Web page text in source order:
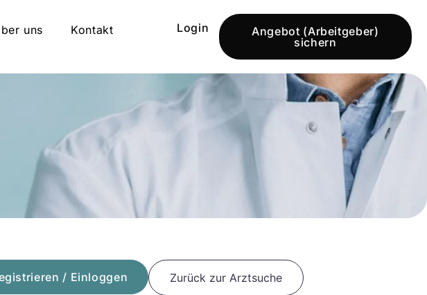
uns Kontakt Login
Angebot (Arbeitgeber)
sichern
/ Einloggen Zurück zur Arztsuche